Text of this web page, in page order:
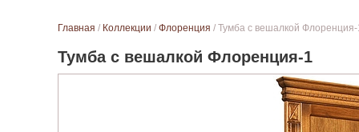
Вы здесь
Главная / Коллекции / Флоренция / Тумба с вешалкой
Тумба с вешалкой Флоренция-1